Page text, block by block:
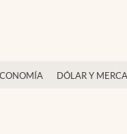
DÓLAR Y